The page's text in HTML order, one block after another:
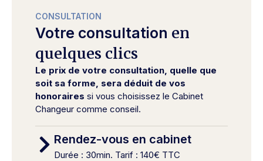
CONSULTATION
Votre consultation en
quelques clics
Le prix de votre consultation, quelle que
soit sa forme, sera déduit de vos
honoraires si vous choisissez le Cabinet
Changeur comme conseil.
Rendez-vous en cabinet
Durée : 30min. Tarif : 140€ TTC